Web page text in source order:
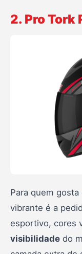
2. Pro Tork
Para quem
vibrante é a
esportivo, cores
visibilidade do